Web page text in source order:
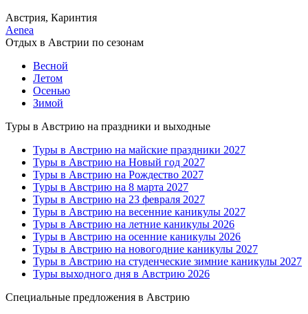
Австрия, Каринтия
Aenea
Отдых в Австрии по сезонам
Весной
Летом
Осенью
Зимой
Туры в Австрию на праздники и выходные
Туры в Австрию на майские праздники 2027
Туры в Австрию на Новый год 2027
Туры в Австрию на Рождество 2027
Туры в Австрию на 8 марта 2027
Туры в Австрию на 23 февраля 2027
Туры в Австрию на весенние каникулы 2027
Туры в Австрию на летние каникулы 2026
Туры в Австрию на осенние каникулы 2026
Туры в Австрию на новогодние каникулы 2027
Туры в Австрию на студенческие зимние каникулы 2027
Туры выходного дня в Австрию 2026
Специальные предложения в Австрию